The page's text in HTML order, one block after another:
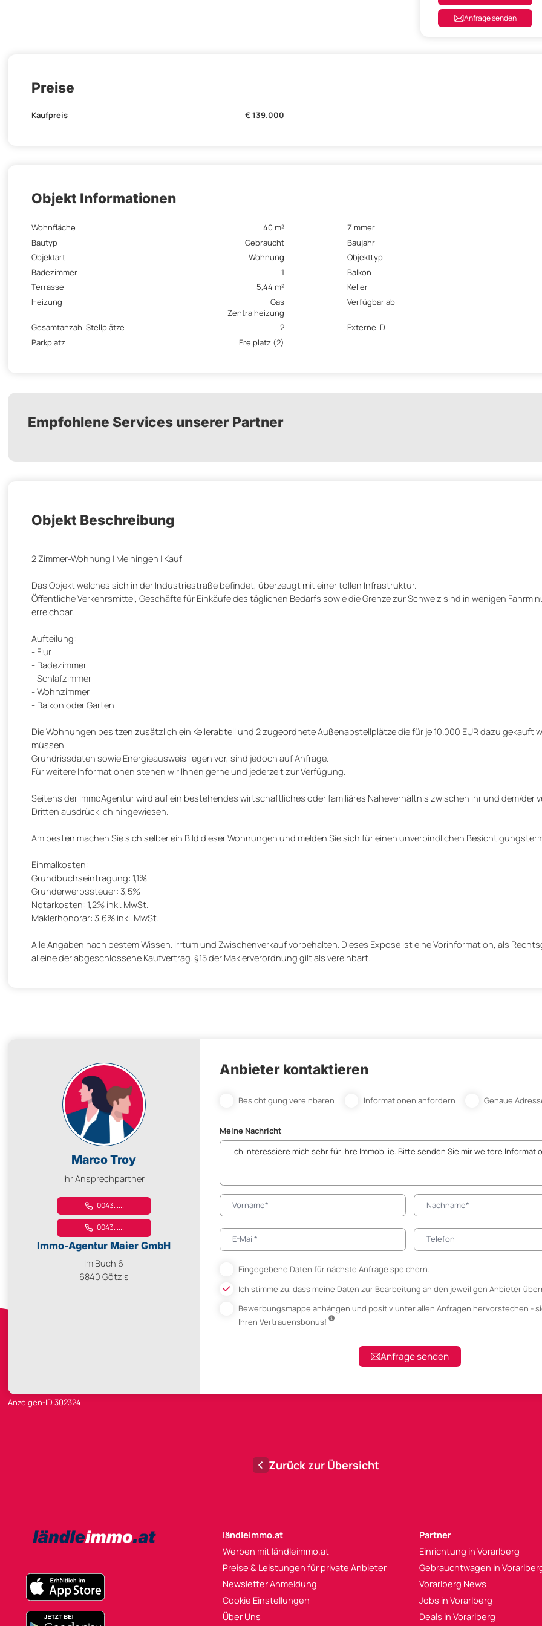
Anfrage senden
Preise
Kaufpreis € 139.000
Objekt Informationen
Wohnfläche 40 m²
Zimmer
Bautyp
Gebraucht
Baujahr
Objektart
Wohnung
Objekttyp
Badezimmer
1
Balkon
Terrasse
5,44 m²
Keller
Heizung
Gas
Zentralheizung
Verfügbar ab
Gesamtanzahl Stellplätze 2
Externe ID
Parkplatz
Freiplatz (2)
Empfohlene Services unserer Partner
Objekt Beschreibung
2 Zimmer-Wohnung | Meiningen | Kauf
Das Objekt welches sich in der Industriestraße befindet, überzeugt mit einer tollen Infrastruktur.
Öffentliche Verkehrsmittel, Geschäfte für Einkäufe des täglichen Bedarfs sowie die Grenze zur Schweiz sind in wenigen
erreichbar.
Aufteilung:
- Flur
- Badezimmer
- Schlafzimmer
- Wohnzimmer
- Balkon oder Garten
Die Wohnungen besitzen zusätzlich ein Kellerabteil und 2 zugeordnete Außenabstellplätze die für je 10.000 EUR dazu gekauft
müssen
Grundrissdaten sowie Energieausweis liegen vor, sind jedoch auf Anfrage.
Für weitere Informationen stehen wir Ihnen gerne und jederzeit zur Verfügung.
Seitens der ImmoAgentur wird auf ein bestehendes wirtschaftliches oder familiäres Naheverhältnis zwischen ihr und dem/der
Dritten ausdrücklich hingewiesen.
Am besten machen Sie sich selber ein Bild dieser Wohnungen und melden Sie sich für einen unverbindlichen
Einmalkosten:
Grundbuchseintragung: 1,1%
Grunderwerbssteuer: 3,5%
Notarkosten: 1,2% inkl. MwSt.
Maklerhonorar: 3,6% inkl. MwSt.
Alle Angaben nach bestem Wissen. Irrtum und Zwischenverkauf vorbehalten. Dieses Expose ist eine Vorinformation, als
alleine der abgeschlossene Kaufvertrag. §15 der Maklerverordnung gilt als vereinbart.
Marco Troy
Ihr Ansprechpartner
0043. ....
0043. ....
Immo-Agentur Maier GmbH
Im Buch 6
6840 Götzis
Anbieter kontaktieren
Besichtigung vereinbaren Informationen anfordern Genaue
Meine Nachricht
Eingegebene Daten für nächste Anfrage speichern.
Ich stimme zu, dass meine Daten zur Bearbeitung an den jeweiligen Anbieter
Bewerbungsmappe anhängenund positiv unter allen Anfragen hervorstechen -
Ihren Vertrauensbonus!
Anfrage senden
Anzeigen-ID 302324
Zurück zur Übersicht
ländleimmo.at
Werben mit ländleimmo.at
Preise & Leistungen für private Anbieter
Newsletter Anmeldung
Cookie Einstellungen
Über Uns
Partner
Einrichtung in Vorarlberg
Gebrauchtwagen in
Vorarlberg News
Jobs in Vorarlberg
Deals in Vorarlberg